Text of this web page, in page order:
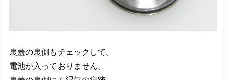
裏蓋の裏側もチェックして。
電池が入っておりません。